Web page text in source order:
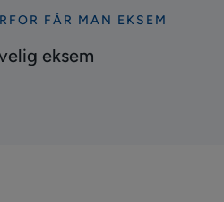
FÅR MAN EKSEM
eksem